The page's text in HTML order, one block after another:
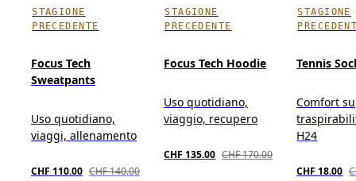
STAGIONE
PRECEDENTE
Focus Tech
Sweatpants
Uso quotidiano,
viaggi, allenamento
CHF 110.00 CHF 140.00
STAGIONE
PRECEDENTE
Focus Tech Hoodie
Uso quotidiano,
viaggio, recupero
CHF 135.00 CHF 170.00
STAGIONE
Tennis
Comfort
H24
CHF 18.00